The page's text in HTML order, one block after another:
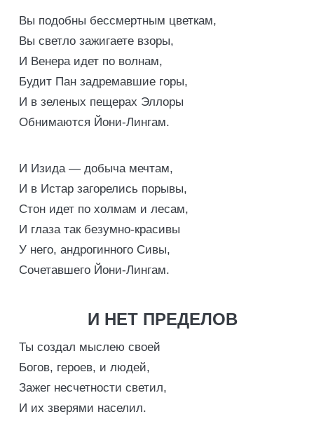
Вы подобны бессмертным цветкам,
Вы светло зажигаете взоры,
И Венера идет по волнам,
Будит Пан задремавшие горы,
И в зеленых пещерах Эллоры
Обнимаются Йони-Лингам.
И Изида — добыча мечтам,
И в Истар загорелись порывы,
Стон идет по холмам и лесам,
И глаза так безумно-красивы
У него, андрогинного Сивы,
Сочетавшего Йони-Лингам.
И НЕТ ПРЕДЕЛОВ
Ты создал мыслею своей
Богов, героев, и людей,
Зажег несчетности светил,
И их зверями населил.